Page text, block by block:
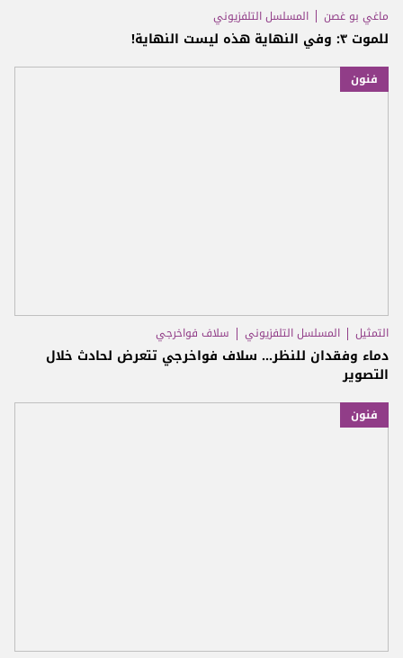
ماغي بو غصن المسلسل التلفزيوني
للموت ٣: وفي النهاية هذه ليست النهاية!
فنون
التمثيل المسلسل التلفزيوني سلاف فواخرجي
دماء وفقدان للنظر... سلاف فواخرجي تتعرض لحادث خلال
التصوير
فنون